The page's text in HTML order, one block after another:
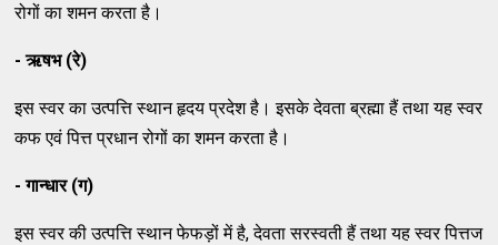
रोगों का शमन करता है।
- ऋषभ (रे)
इस स्वर का उत्पत्ति स्थान हृदय प्रदेश है। इसके देवता ब्रह्मा हैं तथा यह स्वर
कफ एवं पित्त प्रधान रोगों का शमन करता है।
- गान्धार (ग)
इस स्वर की उत्पत्ति स्थान फेफड़ों में है, देवता सरस्वती हैं तथा यह स्वर पित्तज